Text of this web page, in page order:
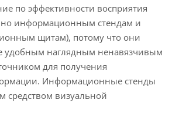
по эффективности восприятия
информационным стендам и
щитам), потому что они
удобным наглядным ненавязчивым
для получения
Информационные стенды
средством визуальной